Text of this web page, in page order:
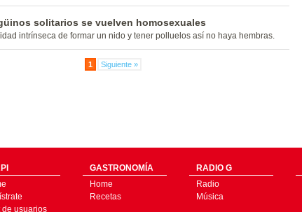
solitarios se vuelven homosexuales
intrínseca de formar un nido y tener polluelos así no haya hembras.
1 Siguiente »
de usuarios
GASTRONOMÍA
Home
Recetas
RADIO G
Radio
Música